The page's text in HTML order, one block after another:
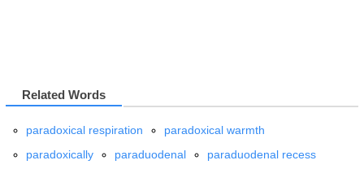
Related Words
paradoxical respiration
paradoxical warmth
paradoxically
paraduodenal paraduodenal recess